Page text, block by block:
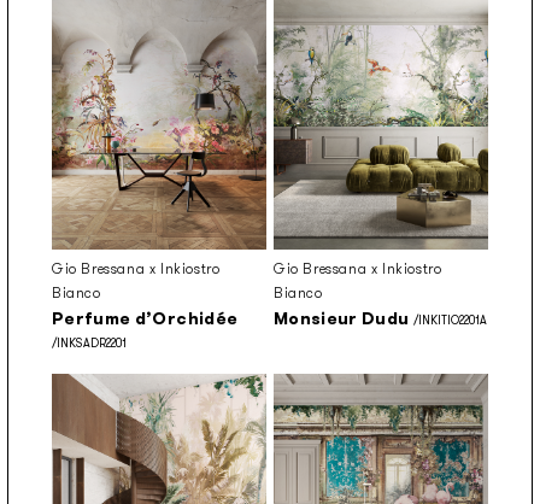
Gio Bressana x Inkiostro
Bianco
Perfume d’Orchidée
/INKSADR2201
Gio Bressana x Inkiostro
Bianco
Monsieur Dudu /INKITIO2201A